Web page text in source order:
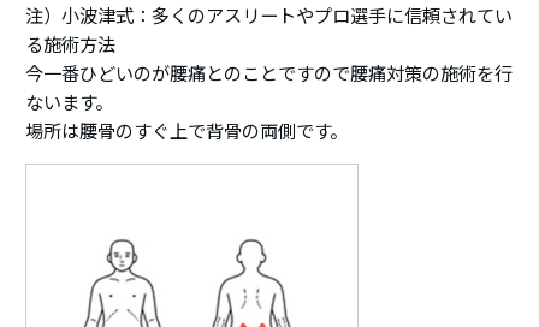
注）小波津式：多くのアスリートやプロ選手に信頼されてい
る施術方法
今一番ひどいのが腰痛とのことですので腰痛対策の施術を行
ないます。
場所は腰骨のすぐ上で背骨の両側です。